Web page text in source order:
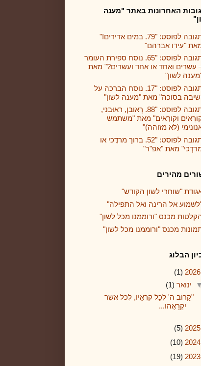
האחרונות באתר "מענה
תגובה לפוסט: "79. במים אדירים!"
"עידו אברהם"
תגובה לפוסט: "65. נוסח ספירת העומר
עשרים ואחד או אחד ועשרים?" מאת
לשון"
תגובה לפוסט: "17. נוסח הברכה על
בסוכה" מאת "מענה לשון"
תגובה לפוסט: "88. רְאובן, ראוּבני,
וקורִאים" מאת "משתמש
(לא מזוהה)"
תגובה לפוסט: "52. ברוך מרדֳכי או
מאת "אפ"ר"
מהירים
"שוחרי לשון הקודש"
אל הרינה ואל התפילה"
מכנס "ורוממנו מכל לשון"
מכנס "ורוממנו מכל לשון"
הבלוג
2026
(1)
▼ ינואר (1)
"קָרוֹב ה' לְכָל קֹרְאָיו, לְכֹל אֲשֶׁר
יִקְרָאֻהו...
2025
(5)
2024
(10)
2023
(19)